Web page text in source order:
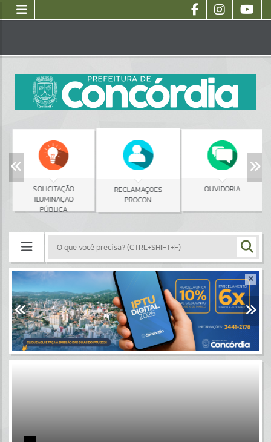
SOLICITAÇÃO
ILUMINAÇÃO
PÚBLICA
RECLAMAÇÕES
PROCON
OUVIDORIA
Portais
Por favor, aguarde...